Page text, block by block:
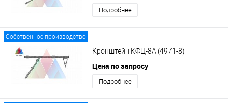
Подробнее
Собственное производство
Кронштейн КФЦ-8А (4971-8)
Цена по запросу
Подробнее